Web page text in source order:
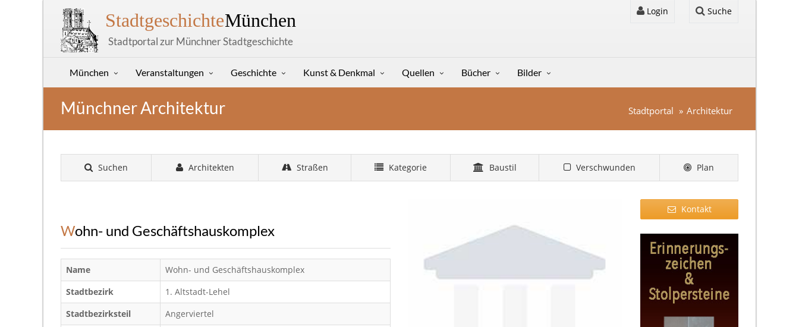
StadtgeschichteMünchen
Stadtportal zur Münchner Stadtgeschichte
Login Suche
München Veranstaltungen Geschichte Kunst & Denkmal Quellen Bücher Bilder
Münchner Architektur Stadtportal Architektur
Suchen Architekten Straßen Kategorie Baustil Verschwunden Plan
Wohn- und Geschäftshauskomplex
Name
Wohn- und Geschäftshauskomplex
Stadtbezirk
1. Altstadt-Lehel
Stadtbezirksteil
Angerviertel
Kontakt